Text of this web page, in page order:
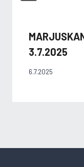
3.7.2025
6.7.2025